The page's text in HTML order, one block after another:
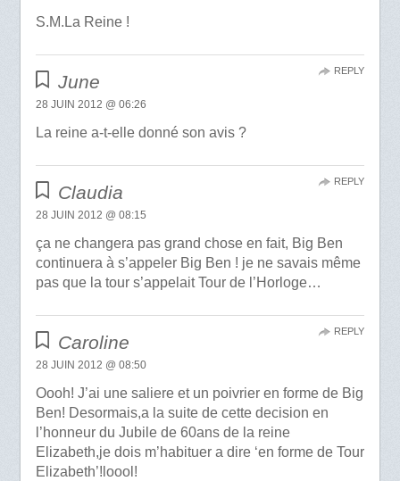
S.M.La Reine !
June
28 JUIN 2012 @ 06:26
La reine a-t-elle donné son avis ?
REPLY
Claudia
28 JUIN 2012 @ 08:15
ça ne changera pas grand chose en fait, Big Ben
continuera à s’appeler Big Ben ! je ne savais même
pas que la tour s’appelait Tour de l’Horloge…
REPLY
Caroline
28 JUIN 2012 @ 08:50
Oooh! J’ai une saliere et un poivrier en forme de Big
Ben! Desormais,a la suite de cette decision en
l’honneur du Jubile de 60ans de la reine
Elizabeth,je dois m’habituer a dire ‘en forme de Tour
Elizabeth’!loool!
REPLY